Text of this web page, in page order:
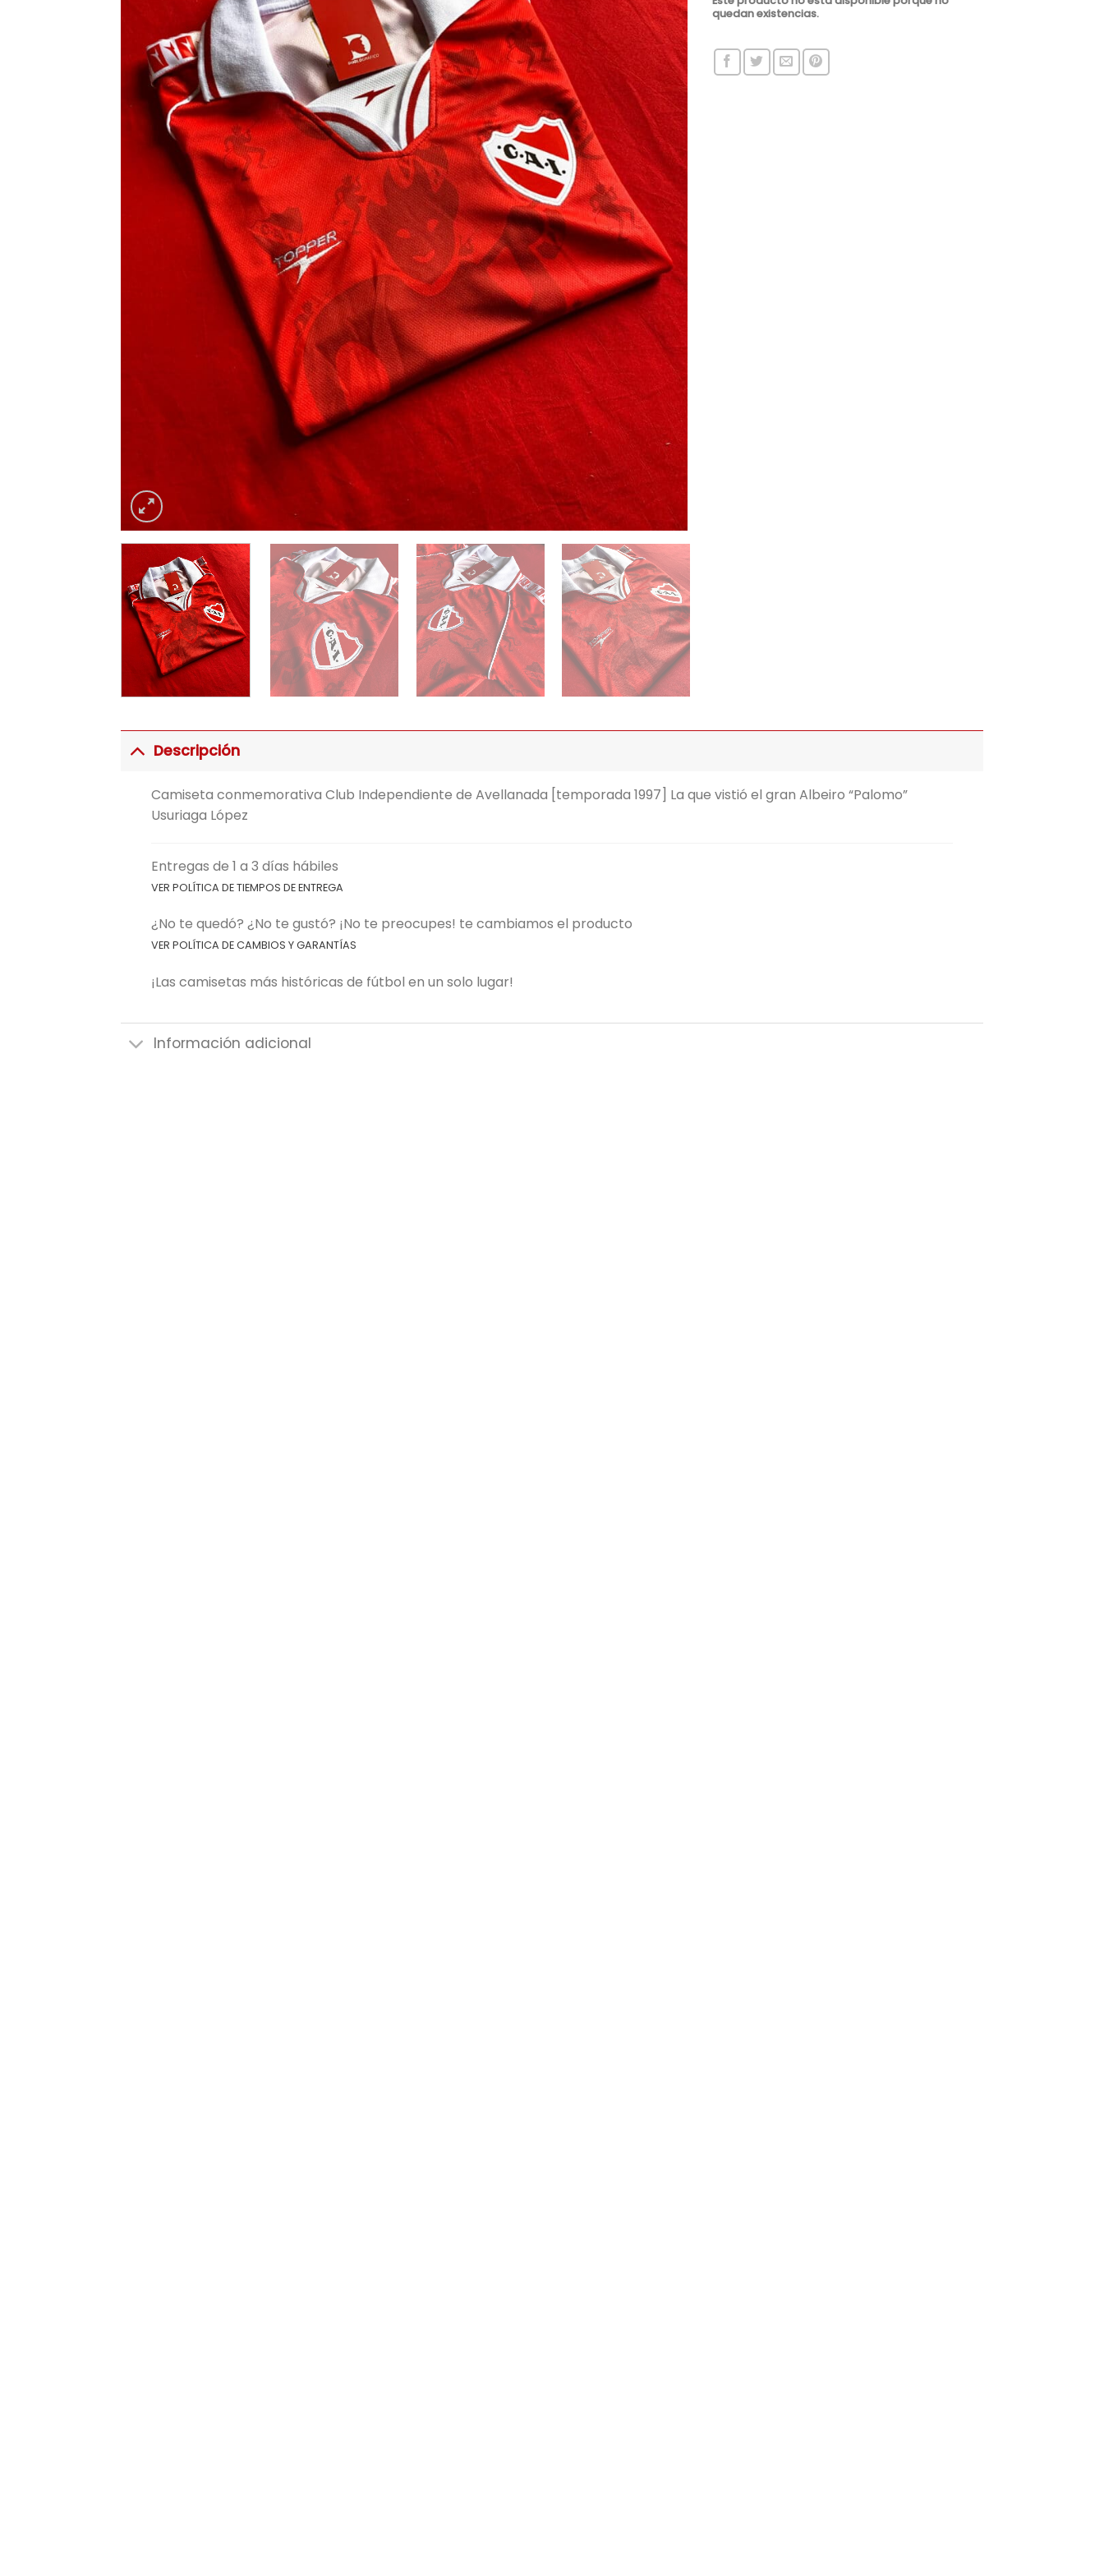
quedan existencias.
Descripción
Camiseta conmemorativa Club Independiente de Avellanada [temporada 1997] La que vistió el gran Albeiro “Palomo”
Usuriaga López
Entregas de 1 a 3 días hábiles
VER POLÍTICA DE TIEMPOS DE ENTREGA
¿No te quedó? ¿No te gustó? ¡No te preocupes! te cambiamos el producto
VER POLÍTICA DE CAMBIOS Y GARANTÍAS
¡Las camisetas más históricas de fútbol en un solo lugar!
Información adicional